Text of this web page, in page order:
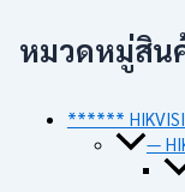
หมวดหมู่สิน
******
—